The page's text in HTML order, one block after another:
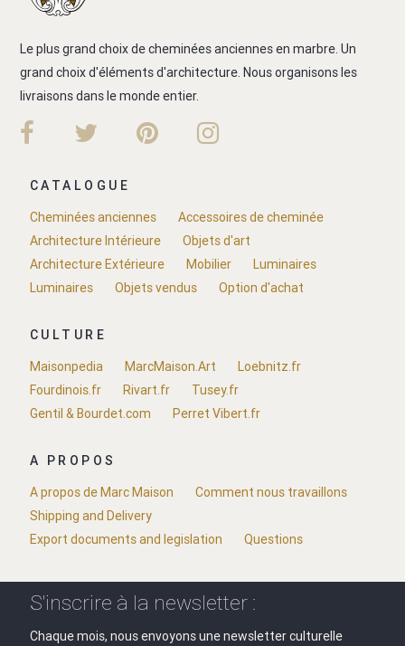
Le plus grand choix de cheminées anciennes en marbre. Un
grand choix d'éléments d'architecture. Nous organisons les
livraisons dans le monde entier.
CATALOGUE
Cheminées anciennes
Accessoires de cheminée
Architecture Intérieure
Objets d'art
Architecture Extérieure
Mobilier
Luminaires
Luminaires
Objets vendus Option d'achat
CULTURE
Maisonpedia
MarcMaison.Art
Loebnitz.fr
Fourdinois.fr
Rivart.fr
Tusey.fr
Gentil & Bourdet.com
Perret Vibert.fr
A PROPOS
A propos de Marc Maison
Comment nous travaillons
Shipping and Delivery
Export documents and legislation
Questions
S'inscrire à la newsletter :
Chaque mois, nous envoyons une newsletter culturelle